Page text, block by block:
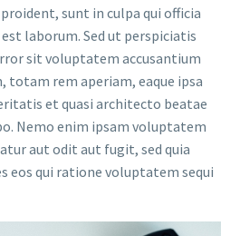
sunt in culpa qui officia
laborum. Sed ut perspiciatis
sit voluptatem accusantium
totam rem aperiam, eaque ipsa
et quasi architecto beatae
Nemo enim ipsam voluptatem
aut odit aut fugit, sed quia
eos qui ratione voluptatem sequi